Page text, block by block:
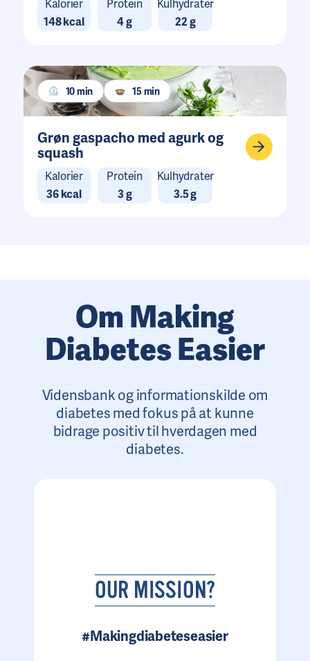
Kalorier
148 kcal
Protein
4 g
Kulhydrater
22 g
10 min 15 min
Grøn gaspacho med agurk og
squash
Kalorier
36 kcal
Protein
3 g
Kulhydrater
3.5 g
Om Making
Diabetes Easier
Vidensbank og informationskilde om
diabetes med fokus på at kunne
bidrage positiv til hverdagen med
diabetes.
OUR MISSION?
#Makingdiabeteseasier